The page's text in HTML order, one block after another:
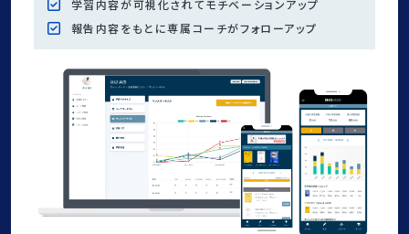
学習内容が可視化されてモチベーションアップ
報告内容をもとに専属コーチがフォローアップ